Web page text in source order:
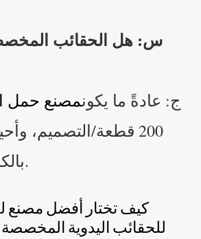
س: هل الحقائب
ج: عادةً ما يكونمصنع حمل
200 قطعة/التصميم،
بالكميات الصغيرة.
كيف تختار أفضل مصنع
للحقائب اليدوية